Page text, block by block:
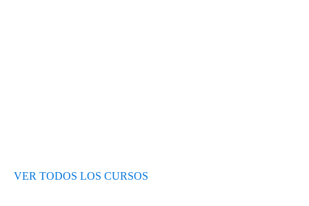
VER TODOS LOS CURSOS